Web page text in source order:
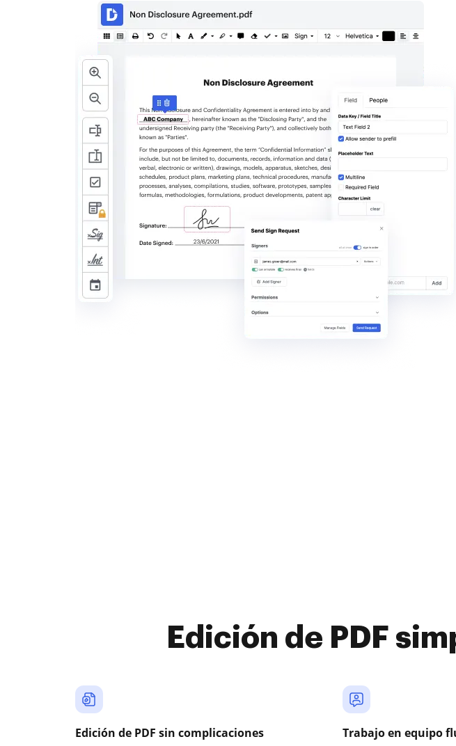
Edición de PDF
Edición de PDF sin complicaciones Trabajo en equipo